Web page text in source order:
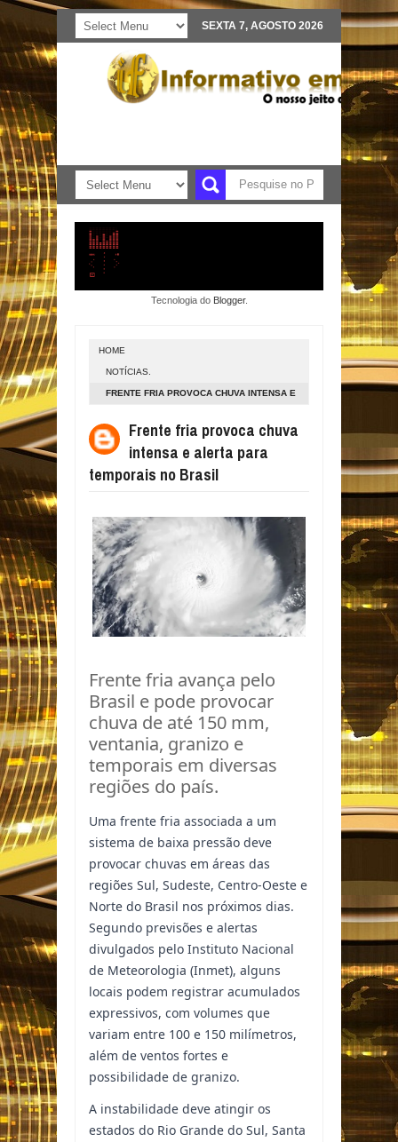
SEXTA 7, AGOSTO 2026
Tecnologia do Blogger.
HOME
NOTÍCIAS.
FRENTE FRIA PROVOCA CHUVA INTENSA E
Frente fria provoca chuva
intensa e alerta para
temporais no Brasil
Frente fria avança pelo
Brasil e pode provocar
chuva de até 150 mm,
ventania, granizo e
temporais em diversas
regiões do país.
Uma frente fria associada a um
sistema de baixa pressão deve
provocar chuvas em áreas das
regiões Sul, Sudeste, Centro-Oeste e
Norte do Brasil nos próximos dias.
Segundo previsões e alertas
divulgados pelo Instituto Nacional
de Meteorologia (Inmet), alguns
locais podem registrar acumulados
expressivos, com volumes que
variam entre 100 e 150 milímetros,
além de ventos fortes e
possibilidade de granizo.
A instabilidade deve atingir os
estados do Rio Grande do Sul, Santa